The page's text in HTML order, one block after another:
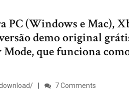
PC (Windows e Mac),
demo original
que funciona
7 Comments